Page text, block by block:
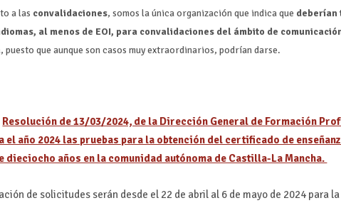
a las convalidaciones, somos la única organización que indica que deberían
al menos de EOI, para convalidaciones del ámbito de
, puesto que aunque son casos muy extraordinarios, podrían darse.
Resolución de 13/03/2024, de la Dirección General de Formación
el año 2024 las pruebas para la obtención del certificado de
dieciocho años en la comunidad autónoma de Castilla-La Mancha.
de solicitudes serán desde el 22 de abril al 6 de mayo de 2024 para